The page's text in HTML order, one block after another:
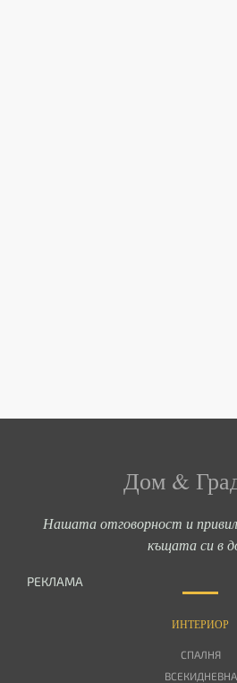
Дом &
Нашата отговорност и
къщата си в
РЕКЛАМА
ИНТЕРИОР
СПАЛНЯ
ВСЕКИДНЕВНА